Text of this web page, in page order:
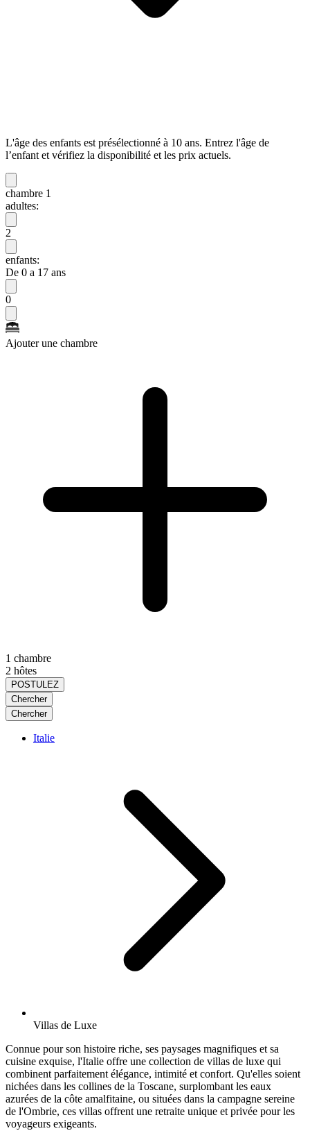
L'âge des enfants est présélectionné à 10 ans. Entrez l'âge de
l’enfant et vérifiez la disponibilité et les prix actuels.
chambre 1
adultes:
2
enfants:
De 0 a 17 ans
0
Ajouter une chambre
1 chambre
2 hôtes
POSTULEZ
Chercher
Chercher
Italie
Villas de Luxe
Connue pour son histoire riche, ses paysages magnifiques et sa
cuisine exquise, l'Italie offre une collection de villas de luxe qui
combinent parfaitement élégance, intimité et confort. Qu'elles soient
nichées dans les collines de la Toscane, surplombant les eaux
azurées de la côte amalfitaine, ou situées dans la campagne sereine
de l'Ombrie, ces villas offrent une retraite unique et privée pour les
voyageurs exigeants.